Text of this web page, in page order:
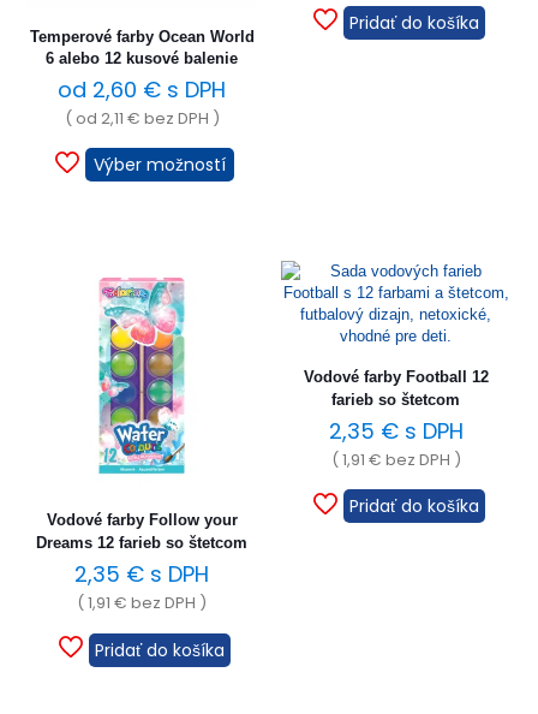
Temperové farby Ocean World
6 alebo 12 kusové balenie
od 2,60 € s DPH
( od 2,11 € bez DPH )
Výber možností
Pridať do košíka
Vodové farby Follow your
Dreams 12 farieb so štetcom
2,35 € s DPH
(1,91€ bez DPH )
Pridať do košíka
Vodové farby Football 12
farieb so štetcom
2,35 €s DPH
(1,91 € bez DPH )
Pridať do košíka